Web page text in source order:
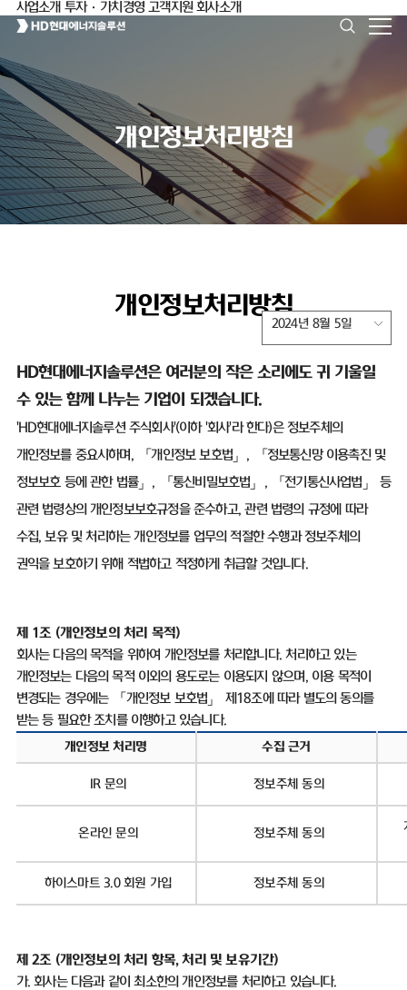
사업소개 투자·가치경영 고객지원 회사소개
개인정보처리방침
개인정보처리방침
2024년 8월 5일
HD현대에너지솔루션은 여러분의 작은 소리에도 귀 기울일
수 있는 함께 나누는 기업이 되겠습니다.
'HD현대에너지솔루션 주식회사'(이하'회사'라 한다)은 정보주체의
개인정보를 중요시하며, 「개인정보 보호법」 ,
「정보통신망 이용촉진 및
정보보호 등에 관한 법률」 , 「통신비밀보호법」 ,
「전기통신사업법」 등
관련 법령상의 개인정보보호규정을 준수하고,관련 법령의 규정에 따라
수집, 보유 및 처리하는 개인정보를 업무의 적절한 수행과 정보주체의
권익을 보호하기 위해 적법하고 적정하게 취급할 것입니다.
제 1 조 (개인정보의 처리 목적)
회사는 다음의 목적을 위하여 개인정보를 처리합니다.처리하고 있는
개인정보는 다음의 목적 이외의 용도로는 이용되지 않으며, 이용 목적이
변경되는 경우에는 「개인정보 보호법」 제 18조에 따라 별도의 동의를
받는 등 필요한 조치를 이행하고 있습니다.
개인정보 처리명 수집 근거
IR 문의 정보주체 동의
온라인 문의 정보주체 동의
하이스마트3.0회원 가입 정보주체 동의
제 2조 (개인정보의 처리 항목,처리 및 보유기간)
가.회사는 다음과 같이 최소한의 개인정보를 처리하고 있습니다.